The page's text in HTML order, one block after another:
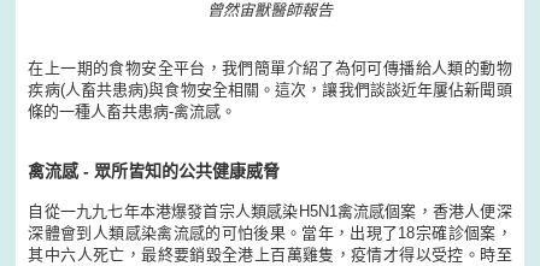
曾然宙獸醫師報告
在上一期的食物安全平台，我們簡單介紹了為何可傳播給人類的動物
疾病(人畜共患病)與食物安全相關。這次，讓我們談談近年屢佔新聞頭
條的一種人畜共患病-禽流感。
禽流感 - 眾所皆知的公共健康威脅
自從一九九七年本港爆發首宗人類感染H5N1禽流感個案，香港人便深
深體會到人類感染禽流感的可怕後果。當年，出現了18宗確診個案，
其中六人死亡，最終要銷毀全港上百萬雞隻，疫情才得以受控。時至